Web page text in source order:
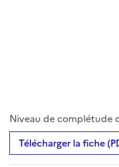
Niveau de complétude
Télécharger la fiche